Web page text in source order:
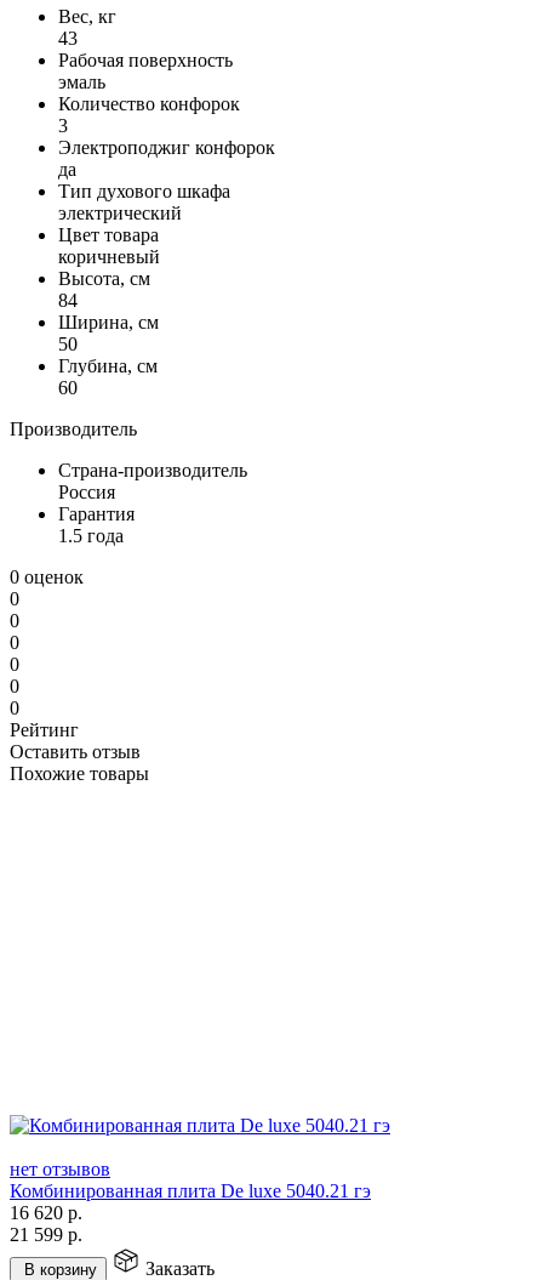
Вес, кг
43
Рабочая поверхность
эмаль
Количество конфорок
3
Электроподжиг конфорок
да
Тип духового шкафа
электрический
Цвет товара
коричневый
Высота, см
84
Ширина, см
50
Глубина, см
60
Производитель
Страна-производитель
Россия
Гарантия
1.5 года
0 оценок
0
0
0
0
0
0
Рейтинг
Оставить отзыв
Похожие товары
нет отзывов
Комбинированная плита De luxe 5040.21 гэ
16 620 р.
21 599 р.
В корзину Заказать